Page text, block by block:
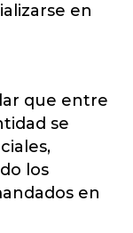
en
que entre
se
los
en